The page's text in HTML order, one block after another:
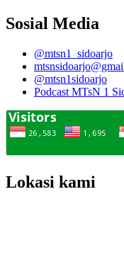
Sosial Media
@mtsn1_sidoarjo
@mtsn1sidoarjo
Podcast MTsN 1
Lokasi kami